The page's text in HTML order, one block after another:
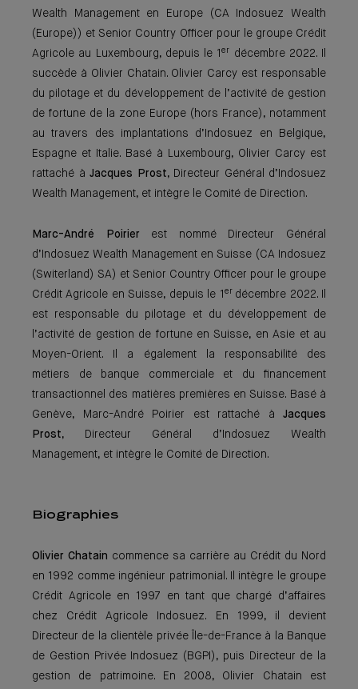
Wealth Management en Europe (CA Indosuez Wealth
(Europe)) et Senior Country Officer pour le groupe Crédit
Agricole au Luxembourg, depuis le 1er
décembre 2022. Il
succède à Olivier Chatain. Olivier Carcy est responsable
du pilotage et du développement de l’activité de gestion
de fortune de la zone Europe (hors France), notamment
au travers des implantations d’Indosuez en Belgique,
Espagne et Italie. Basé à Luxembourg, Olivier Carcy est
rattaché à Jacques Prost, Directeur Général d’Indosuez
Wealth Management, et intègre le Comité de Direction.
Marc-André Poirier est nommé Directeur Général
d’Indosuez Wealth Management en Suisse (CA Indosuez
(Switerland) SA) et Senior Country Officer pour le groupe
Crédit Agricole en Suisse, depuis le 1 er décembre 2022. Il
est responsable du pilotage et du développement de
l’activité de gestion de fortune en Suisse, en Asie et au
Moyen-Orient. Il a également la responsabilité des
métiers de banque commerciale et du financement
transactionnel des matières premières en Suisse. Basé à
Genève, Marc-André Poirier est rattaché à Jacques
Prost, Directeur Général d’Indosuez Wealth
Management, et intègre le Comité de Direction.
Biographies
Olivier Chatain commence sa carrière au Crédit du Nord
en 1992 comme ingénieur patrimonial. Il intègre le groupe
Crédit Agricole en 1997 en tant que chargé d’affaires
chez Crédit Agricole Indosuez. En 1999, il devient
Directeur de la clientèle privée Île-de-France à la Banque
de Gestion Privée Indosuez (BGPI), puis Directeur de la
gestion de patrimoine. En 2008, Olivier Chatain est